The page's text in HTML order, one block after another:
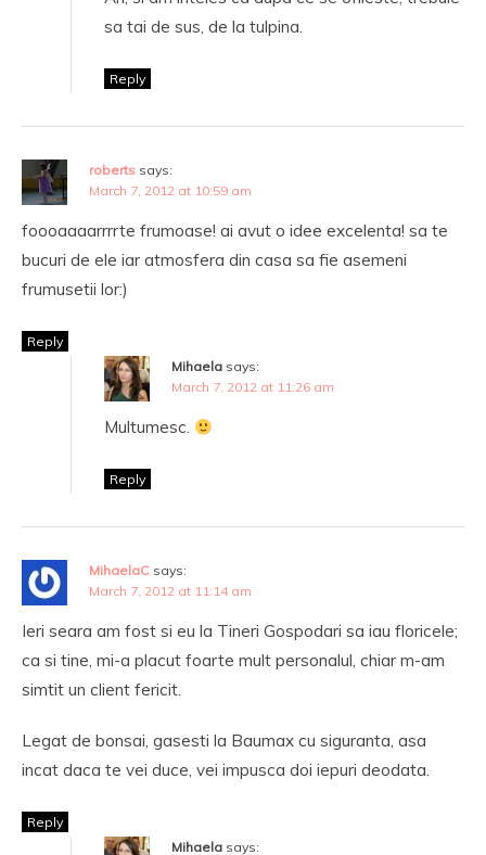
sa tai de sus, de la tulpina.
Reply
roberts says:
March 7, 2012 at 10:59 am
foooaaaarrrrte frumoase! ai avut o idee excelenta! sa te
bucuri de ele iar atmosfera din casa sa fie asemeni
frumusetii lor:)
Reply
Mihaela says:
March 7, 2012 at 11:26 am
Multumesc.
Reply
MihaelaC says:
March 7, 2012 at 11:14 am
Ieri seara am fost si eu la Tineri Gospodari sa iau floricele;
ca si tine, mi-a placut foarte mult personalul, chiar m-am
simtit un client fericit.
Legat de bonsai, gasesti la Baumax cu siguranta, asa
incat daca te vei duce, vei impusca doi iepuri deodata.
Reply
Mihaela says: